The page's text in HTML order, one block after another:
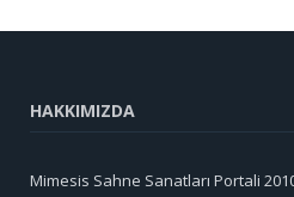
HAKKIMIZDA
Mimesis Sahne Sanatları Portali